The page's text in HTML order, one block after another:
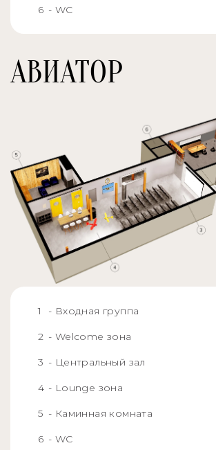
- WC
АВИАТОР
- Входная группа
- Welcome зона
- Центральный зал
- Lounge зона
- Каминная комната
- WC